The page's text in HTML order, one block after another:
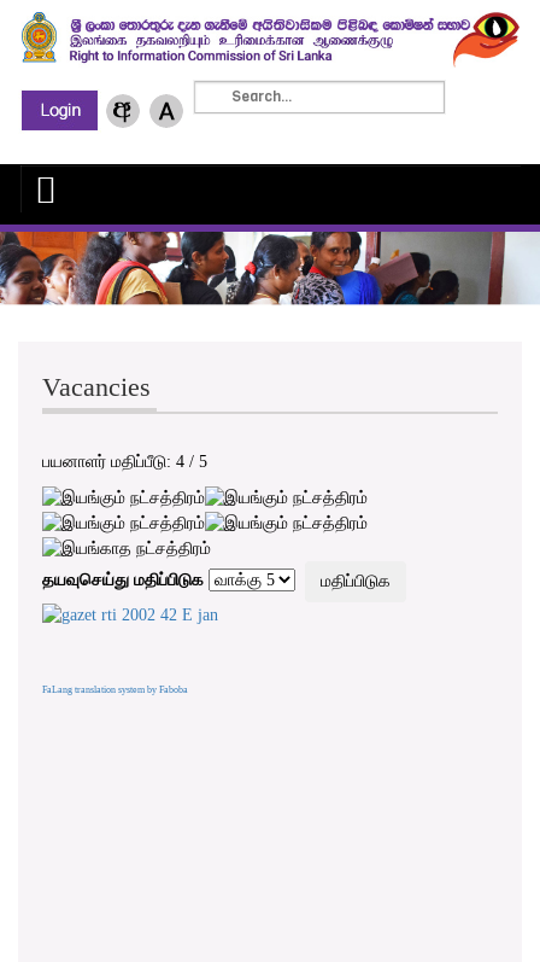
Vacancies
பயனாளர் மதிப்பீடு: 4 / 5
தயவுசெய்து மதிப்பிடுக
FaLang translation system by Faboba